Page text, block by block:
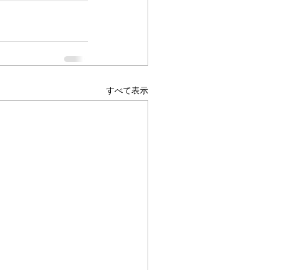
すべて表示